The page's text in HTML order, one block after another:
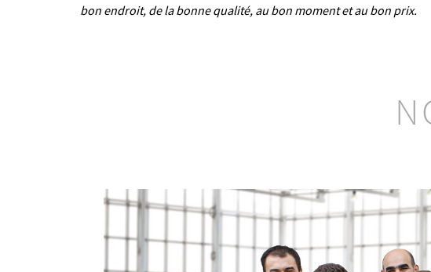
bon endroit, de la bonne qualité, au bon moment et au bon prix.